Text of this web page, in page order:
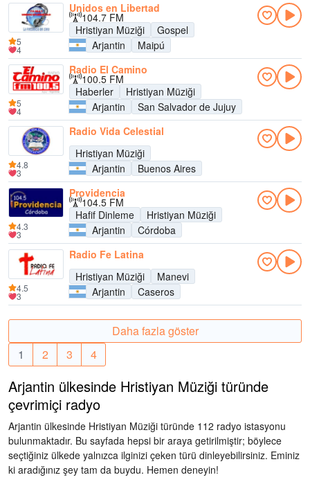
Unidos en Libertad
104.7 FM
Hristiyan Müziği
Gospel
Arjantin
Maipú
5
4
Radio El Camino
100.5 FM
Haberler
Hristiyan Müziği
Arjantin
San Salvador de Jujuy
5
4
Radio Vida Celestial
Hristiyan Müziği
Arjantin
Buenos Aires
4.8
3
Providencia
104.5 FM
Hafif Dinleme
Hristiyan Müziği
Arjantin
Córdoba
4.3
3
Radio Fe Latina
Hristiyan Müziği
Manevi
Arjantin
Caseros
4.5
3
Daha fazla göster
1
2 3 4
Arjantin ülkesinde Hristiyan Müziği türünde
çevrimiçi radyo
Arjantin ülkesinde Hristiyan Müziği türünde 112 radyo istasyonu
bulunmaktadır. Bu sayfada hepsi bir araya getirilmiştir; böylece
seçtiğiniz ülkede yalnızca ilginizi çeken türü dinleyebilirsiniz. Eminiz
ki aradığınız şey tam da buydu. Hemen deneyin!